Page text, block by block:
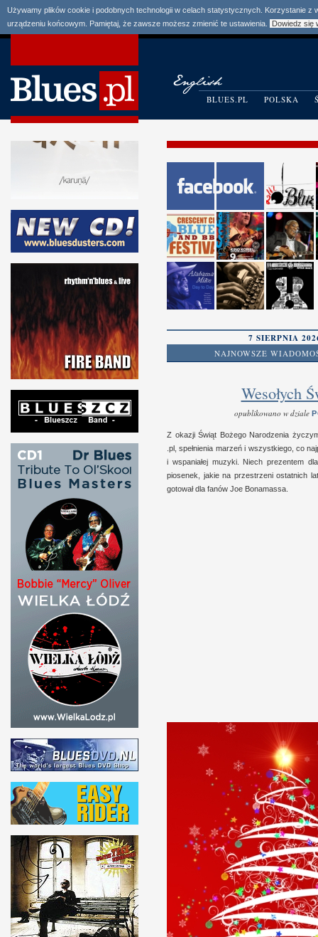
Używamy plików cookie i podobnych technologii w celach statystycznych. Korzystanie
urządzeniu końcowym. Pamiętaj, że zawsze możesz zmienić te ustawienia.
Dowiedz się
BLUES.PL POLSKA
7 SIERPNIA
NAJNOWSZE
Wesołych
opublikowano w dziale
Z okazji Świąt Bożego Narodzenia
.pl, speł­nienia marzeńi wszyst­kiego, co
i wspaniałej muzyki. Niech prezen­tem
piosenek, jakie na prze­strzeni ostat­nich
gotował dla fanów Joe Bonamassa.